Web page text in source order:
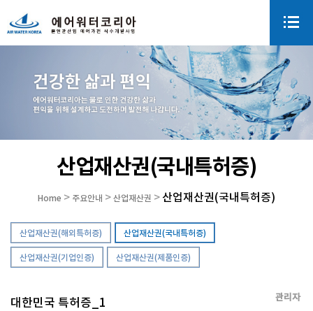
산업재산권(국내특허증)
Home > 주요안내 > 산업재산권 > 산업재산권(국내특허증)
산업재산권(해외특허증) 산업재산권(국내특허증)
산업재산권(기업인증) 산업재산권(제품인증)
대한민국 특허증_1 관리자